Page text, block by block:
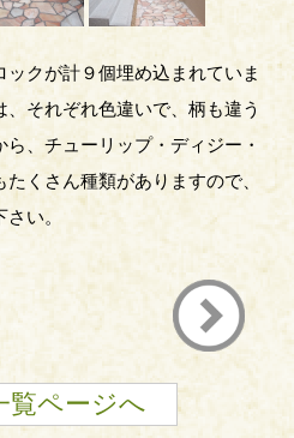
クが計９個埋め込まれていま
それぞれ色違いで、柄も違う
、チューリップ・ディジー・
くさん種類がありますので、
い。
覧ページへ